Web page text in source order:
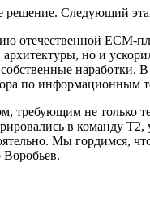
решение. Следующий
отечественной ECM-
но и
по
требующим не только
в команду
Мы